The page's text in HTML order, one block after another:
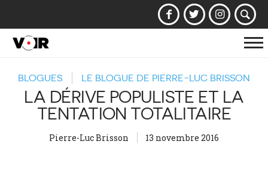
BLOGUES LE BLOGUE DE PIERRE-LUC BRISSON
LA DÉRIVE POPULISTE ET LA
TENTATION TOTALITAIRE
Pierre-Luc Brisson 13 novembre 2016